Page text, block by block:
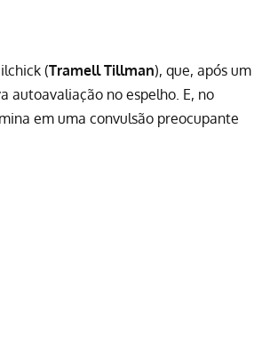
(Tramell Tillman), que, após um
autoavaliação no espelho. E, no
em uma convulsão preocupante